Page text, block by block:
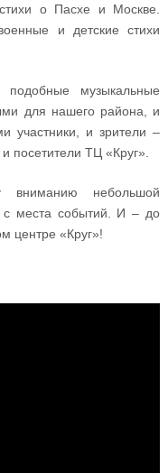
о Пасхе и Москве.
и детские стихи
музыкальные
для нашего района, и
участники, и зрители –
посетители ТЦ «Круг».
вниманию небольшой
с места событий. И – до
центре «Круг»!